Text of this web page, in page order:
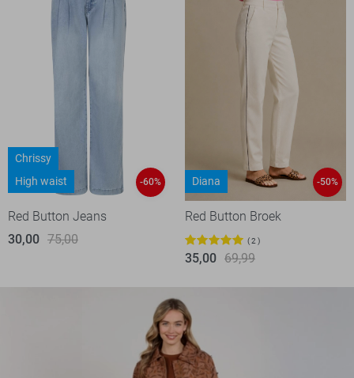
Chrissy
High waist
-60%
Red Button Jeans
30,00 75,00
Diana -50%
Red Button Broek
2
35,00 69,99